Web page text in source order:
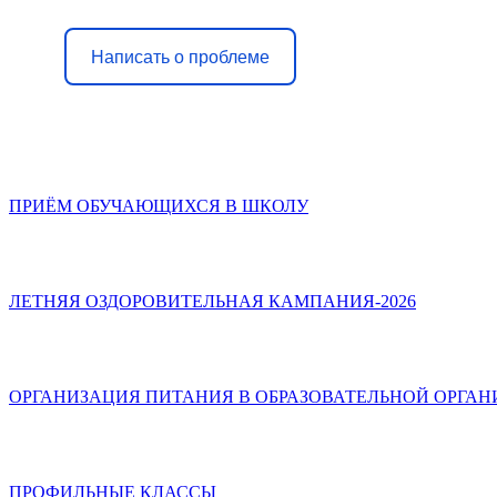
Написать о проблеме
ПРИЁМ ОБУЧАЮЩИХСЯ В ШКОЛУ
ЛЕТНЯЯ ОЗДОРОВИТЕЛЬНАЯ КАМПАНИЯ-2026
ОРГАНИЗАЦИЯ ПИТАНИЯ В ОБРАЗОВАТЕЛЬНОЙ
ПРОФИЛЬНЫЕ КЛАССЫ